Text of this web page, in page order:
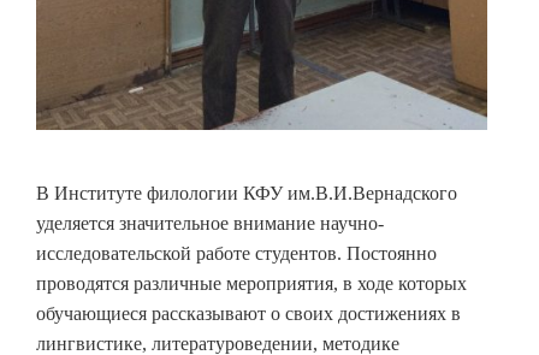
В Институте филологии КФУ им.В.И.Вернадского
уделяется значительное внимание научно-
исследовательской работе студентов. Постоянно
проводятся различные мероприятия, в ходе которых
обучающиеся рассказывают о своих достижениях в
лингвистике, литературоведении, методике